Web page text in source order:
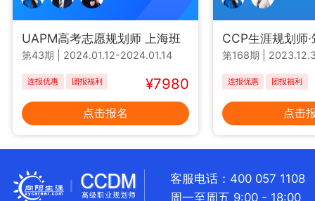
UAPM高考志愿规划师 上海班
第43期 2024.01.12-2024.01.14
连报优惠 团报福利 ¥7980
点击报名
CCP生涯规划师
第168期
连报优惠 团报福利
点击
客服电话：400 057 1108
周一至周五 9:00 - 18:00